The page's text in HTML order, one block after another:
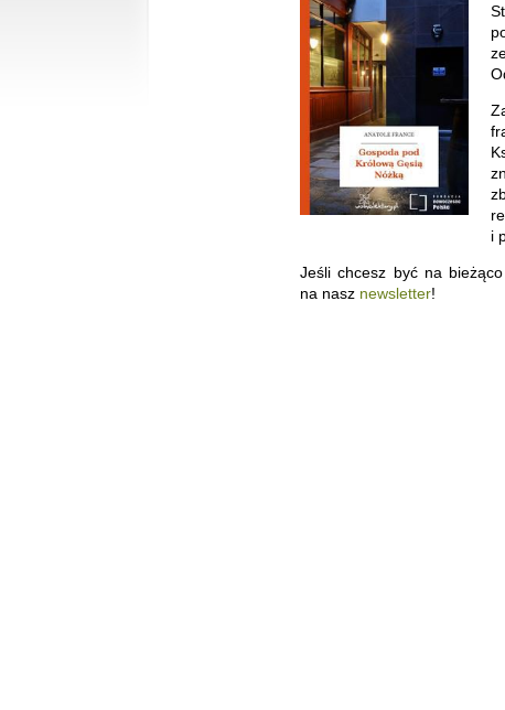
i
Jeśli chcesz być na
na nasz newsletter!